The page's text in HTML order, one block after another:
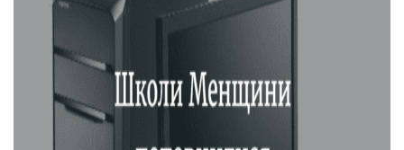
Бюджет